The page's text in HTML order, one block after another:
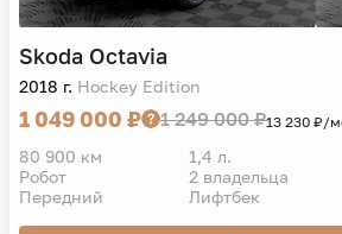
Skoda Octavia
2018 г. Hockey Edition
1 049 000 ₽ 1 249 000 ₽13 230 ₽/
80 900 км 1,4 л.
Робот
2 владельца
Передний
Лифтбек